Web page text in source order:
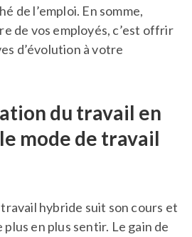
de l’emploi. En somme,
de vos employés, c’est offrir
d’évolution à votre
du travail en
mode de travail
hybride suit son cours et
en plus sentir. Le gain de